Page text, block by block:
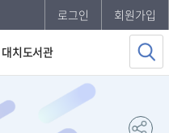
로그인 회원가입
대치도서관